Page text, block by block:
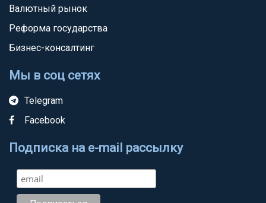
Валютный рынок
Реформа государства
Бизнес-консалтинг
Мы в соц сетях
Telegram
Facebook
Подписка на e-mail рассылку